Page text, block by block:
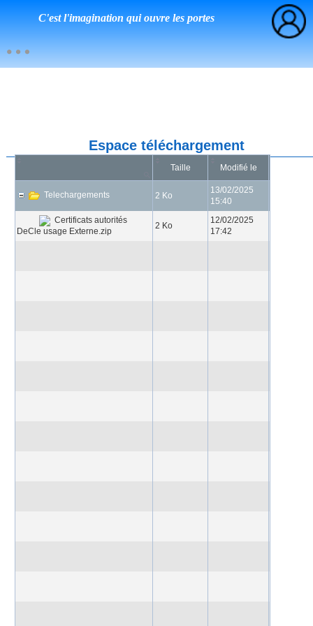
C'est l'imagination qui ouvre les portes
Espace téléchargement
Taille Modifié le
Telechargements 2 Ko
13/02/2025
15:40
Certificats autorités
DeCle usage Externe.zip
2 Ko
12/02/2025
17:42